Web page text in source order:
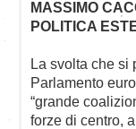
MASSIMO
POLITICA
La svolta che si
Parlamento
“grande
forze di centro,